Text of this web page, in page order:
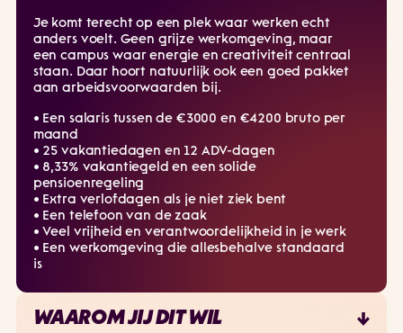
Je komt terecht op een plek waar werken echt
anders voelt. Geen grijze werkomgeving, maar
een campus waar energie en creativiteit centraal
staan. Daar hoort natuurlijk ook een goed pakket
aan arbeidsvoorwaarden bij.
• Een salaris tussen de €3000 en €4200 bruto per
maand
• 25 vakantiedagen en 12 ADV-dagen
• 8,33% vakantiegeld en een solide
pensioenregeling
• Extra verlofdagen als je niet ziek bent
• Een telefoon van de zaak
• Veel vrijheid en verantwoordelijkheid in je werk
• Een werkomgeving die allesbehalve standaard
is
WAAROM JIJ DIT WIL